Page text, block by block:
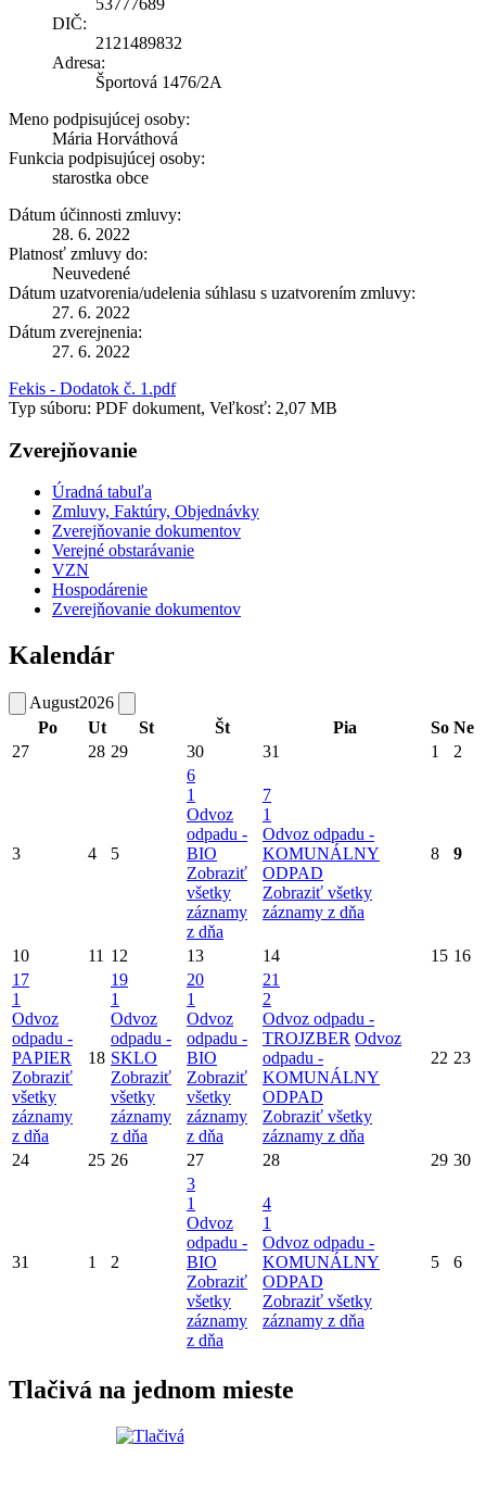
DIČ:
2121489832
Adresa:
Športová 1476/2A
Meno podpisujúcej osoby:
Mária Horváthová
Funkcia podpisujúcej osoby:
starostka obce
Dátum účinnosti zmluvy:
28. 6. 2022
Platnosť zmluvy do:
Neuvedené
Dátum uzatvorenia/udelenia súhlasu s uzatvorením zmluvy:
27. 6. 2022
Dátum zverejnenia:
27. 6. 2022
Fekis - Dodatok č. 1.pdf
Typ súboru: PDF dokument, Veľkosť: 2,07 MB
Zverejňovanie
Úradná tabuľa
Zmluvy, Faktúry, Objednávky
Zverejňovanie dokumentov
Verejné obstarávanie
VZN
Hospodárenie
Zverejňovanie dokumentov
Kalendár
August2026
Po
Ut St Št Pia So Ne
27
28 29 30 31 1 2
3 4 5
6
1
Odvoz
odpadu -
BIO
Zobraziť
všetky
záznamy
z dňa
7
1
Odvoz odpadu -
KOMUNÁLNY
ODPAD
Zobraziť všetky
záznamy z dňa
8 9
10 11 12 13 14 15 16
17
1
Odvoz
odpadu -
PAPIER
Zobraziť
všetky
záznamy
z dňa
18
19
1
Odvoz
odpadu -
SKLO
Zobraziť
všetky
záznamy
z dňa
20
1
Odvoz
odpadu -
BIO
Zobraziť
všetky
záznamy
z dňa
21
2
Odvoz odpadu -
TROJZBER Odvoz
odpadu -
KOMUNÁLNY
ODPAD
Zobraziť všetky
záznamy z dňa
22 23
24 25 26 27 28 29 30
31 1 2
3
1
Odvoz
odpadu -
BIO
Zobraziť
všetky
záznamy
z dňa
4
1
Odvoz odpadu -
KOMUNÁLNY
ODPAD
Zobraziť všetky
záznamy z dňa
5 6
Tlačivá na jednom mieste